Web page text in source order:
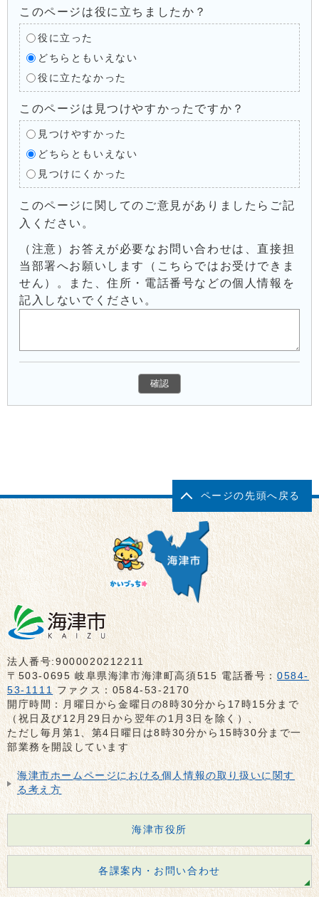
このページは役に立ちましたか？
役に立った
どちらともいえない
役に立たなかった
このページは見つけやすかったですか？
見つけやすかった
どちらともいえない
見つけにくかった
このページに関してのご意見がありましたらご記
入ください。
（注意）お答えが必要なお問い合わせは、直接担
当部署へお願いします（こちらではお受けできま
せん）。また、住所・電話番号などの個人情報を
記入しないでください。
ページの先頭へ戻る
法人番号:9000020212211
〒503-0695 岐阜県海津市海津町高須515 電話番号：0584-
53-1111 ファクス：0584-53-2170
開庁時間：月曜日から金曜日の8時30分から17時15分まで
（祝日及び12月29日から翌年の1月3日を除く）、
ただし毎月第1、第4日曜日は8時30分から15時30分まで一
部業務を開設しています
海津市ホームページにおける個人情報の取り扱いに関す
る考え方
海津市役所
各課案内・お問い合わせ